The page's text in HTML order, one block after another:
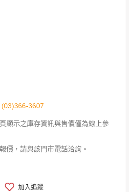
3607
顯示之庫存資訊與售價僅為線上參
價，請與該門市電話洽詢。
加入追蹤